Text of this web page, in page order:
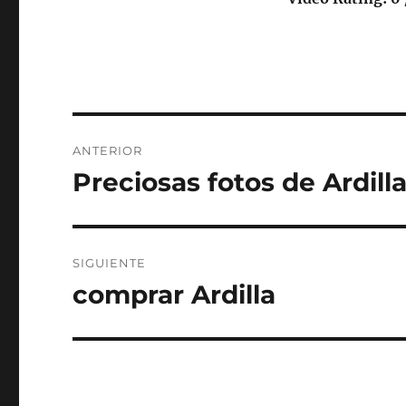
de
ANTERIOR
Entrada
Preciosas fotos de
SIGUIENTE
Entrada
comprar Ardilla